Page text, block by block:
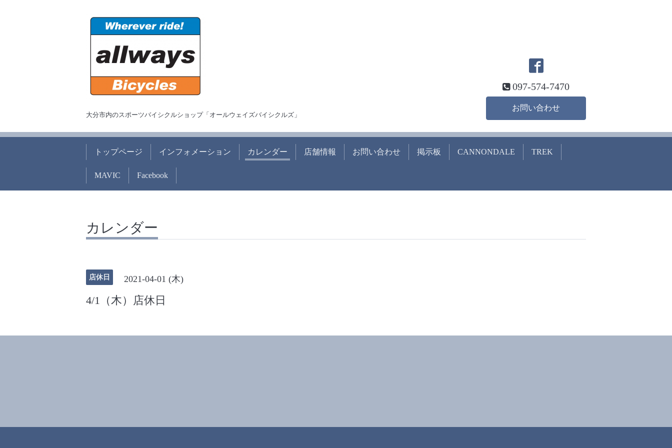
大分市内のスポーツバイシクルショップ「オールウェイズバイシクルズ」
097-574-7470
お問い合わせ
トップページ インフォメーション カレンダー 店舗情報 お問い合わせ 掲示板 CANNONDALE TREK
MAVIC Facebook
カレンダー
店休日 2021-04-01 (木)
4/1（木）店休日